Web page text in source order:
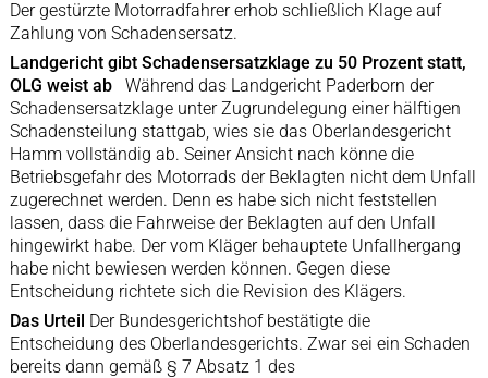
Der gestürzte Motorradfahrer erhob schließlich Klage auf
Zahlung von Schadensersatz.
Landgericht gibt Schadensersatzklage zu 50 Prozent statt,
OLG weist abWährend das Landgericht Paderborn der
Schadensersatzklage unter Zugrundelegung einer hälftigen
Schadensteilung stattgab, wies sie das Oberlandesgericht
Hamm vollständig ab. Seiner Ansicht nach könne die
Betriebsgefahr des Motorrads der Beklagten nicht dem Unfall
zugerechnet werden. Denn es habe sich nicht feststellen
lassen, dass die Fahrweise der Beklagten auf den Unfall
hingewirkt habe. Der vom Kläger behauptete Unfallhergang
habe nicht bewiesen werden können. Gegen diese
Entscheidung richtete sich die Revision des Klägers.
Das Urteil Der Bundesgerichtshof bestätigte die
Entscheidung des Oberlandesgerichts. Zwar sei ein Schaden
bereits dann gemäß § 7 Absatz 1 des